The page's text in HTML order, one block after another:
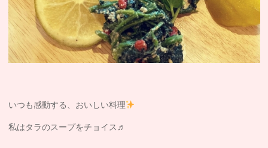
いつも感動する、おいしい料理
私はタラのスープをチョイス♬